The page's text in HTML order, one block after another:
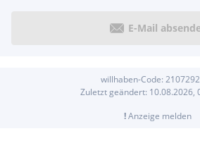
E-Mail
willhaben-Code:
Zuletzt geändert: 10.08.2026,
!Anzeige melden